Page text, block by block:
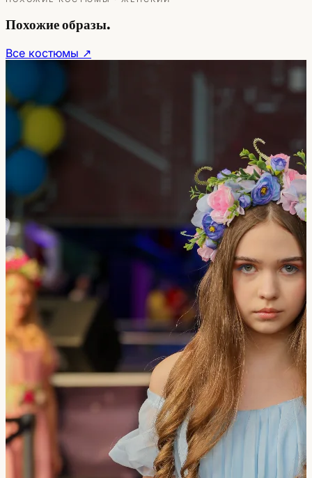
Похожие образы.
Все костюмы ↗